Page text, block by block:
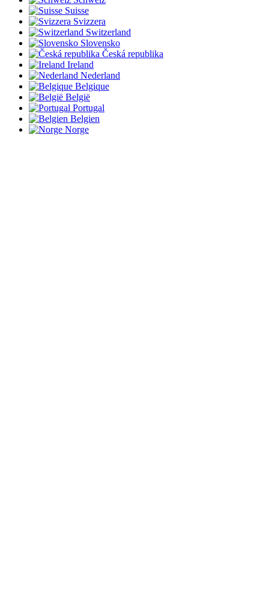
Suisse
Svizzera
Switzerland
Slovensko
Česká republika
Ireland
Nederland
Belgique
België
Portugal
Belgien
Norge